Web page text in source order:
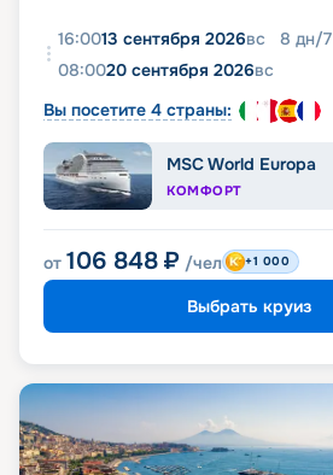
16:0013 сентября 2026вс 8 дн/7
08:0020 сентября 2026вс
Вы посетите 4 страны:
MSC World Europa
КОМФОРТ
от 106 848 ₽ /чел +1 000
Выбрать круиз